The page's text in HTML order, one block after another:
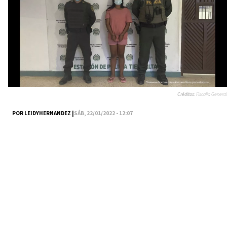
POR LEIDYHERNANDEZ |SÁB, 22/01/2022 - 12:07
Créditos:Fiscalía General